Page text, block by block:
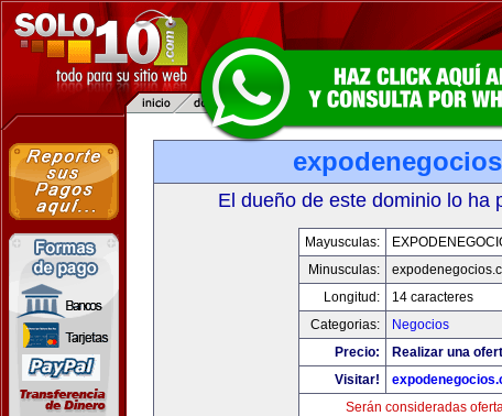
El dueño de este dominio lo ha
Mayusculas:
Minusculas:
Longitud:
14 caracteres
Categorias:
Negocios
Precio:
Realizar una
Visitar!
Serán consideradas